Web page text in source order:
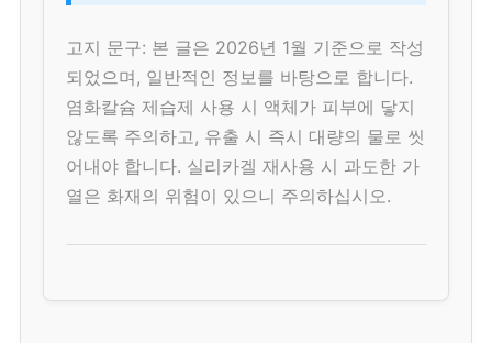
고지 문구: 본 글은 2026년 1월 기준으로 작성
되었으며, 일반적인 정보를 바탕으로 합니다.
염화칼슘 제습제 사용 시 액체가 피부에 닿지
않도록 주의하고, 유출 시 즉시 대량의 물로 씻
어내야 합니다. 실리카겔 재사용 시 과도한 가
열은 화재의 위험이 있으니 주의하십시오.